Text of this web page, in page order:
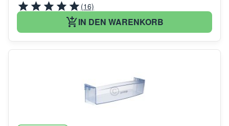
(16)
IN DEN WARENKORB